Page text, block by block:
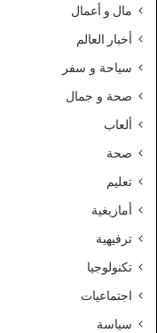
مال و أعمال
أخبار العالم
سياحة و سفر
صحة و جمال
ألعاب
صحة
تعليم
أمازيغية
ترفيهية
تكنولوجيا
اجتماعيات
سياسة